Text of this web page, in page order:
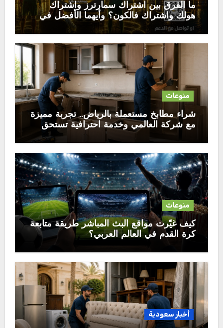
ما الفرق بين اشتراك سمارترز واشتراك
هولك واشتراك فالكون؟ وأيهما الأفضل في
2026
منوعات
شراء مطابخ مستعملة بالرياض.. تجربة مميزة
مع شركة العالمي وخدمة احترافية تستحق
منوعات
كيف غيّرت مواقع البث المباشر طريقة متابعة
كرة القدم في العالم العربي؟
أخبار سعودية